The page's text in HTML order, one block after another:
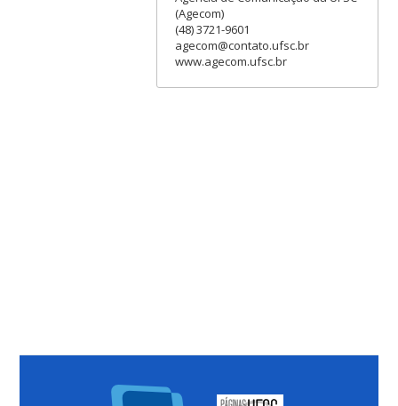
(Agecom)
(48) 3721-9601
agecom@contato.ufsc.br
www.agecom.ufsc.br